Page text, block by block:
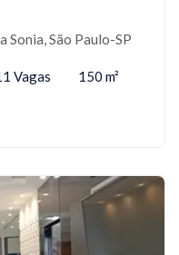
Sonia, São Paulo-SP
Vagas 150 m²